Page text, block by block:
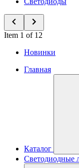
Item 1 of 12
Новинки
Главная
Каталог
Светодиодные